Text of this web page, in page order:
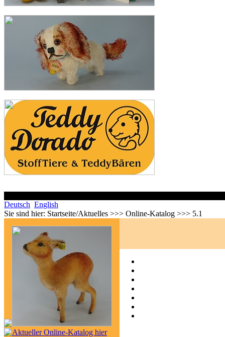
Deutsch English
Sie sind hier: Startseite/Aktuelles >>> Online-Katalog >>> 5.1